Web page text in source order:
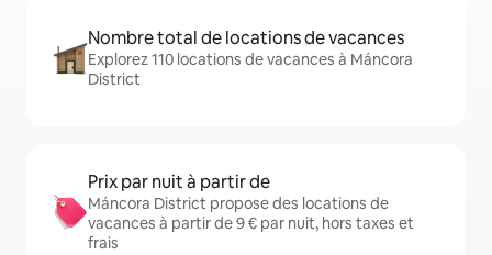
Nombre total de locations de vacances
Explorez 110 locations de vacances à Máncora
District
Prix par nuit à partir de
Máncora District propose des locations de
vacances à partir de 9 € par nuit, hors taxes et
frais